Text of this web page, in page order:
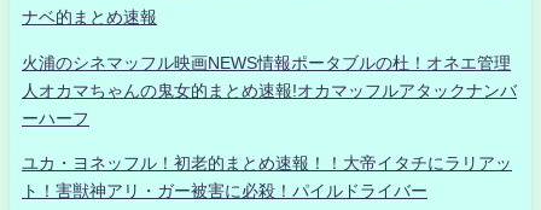
ナベ的まとめ速報
火浦のシネマッフル映画NEWS情報ポータブルの杜！オネエ管理
人オカマちゃんの鬼女的まとめ速報!オカマッフルアタックナンバ
ーハーフ
ユカ・ヨネッフル！初老的まとめ速報！！大帝イタチにラリアッ
ト！害獣神アリ・ガー被害に必殺！パイルドライバー